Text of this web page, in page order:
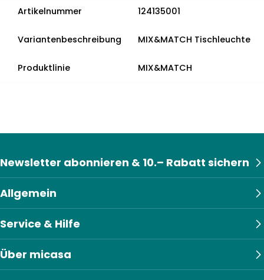
Artikelnummer 124135001
Variantenbeschreibung MIX&MATCH Tischleuchte
Produktlinie MIX&MATCH
Allgemein
Service & Hilfe
Über micasa
Newsletter abonnieren & 10.– Rabatt sichern